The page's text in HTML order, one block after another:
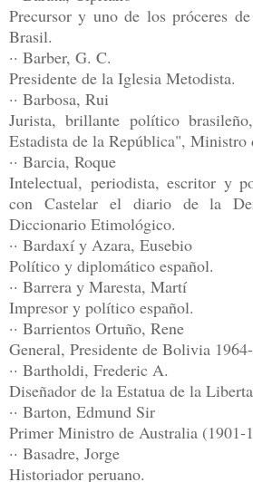
Precursor y uno de los próceres
Brasil.
·· Barber, G. C.
Presidente de la Iglesia Metodista.
·· Barbosa, Rui
Jurista, brillante político
Estadista de la República", Ministro
·· Barcia, Roque
Intelectual, periodista, escritor y
con Castelar el diario de la
Diccionario Etimológico.
·· Bardaxí y Azara, Eusebio
Político y diplomático español.
·· Barrera y Maresta, Martí
Impresor y político español.
·· Barrientos Ortuño, Rene
General, Presidente de Bolivia
·· Bartholdi, Frederic A.
Diseñador de la Estatua de la
·· Barton, Edmund Sir
Primer Ministro de Australia (1901-
·· Basadre, Jorge
Historiador peruano.